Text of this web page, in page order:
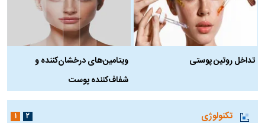
تداخل روتین پوستی
ویتامین‌های درخشان‌کننده و
شفاف‌کننده پوست
تکنولوژی ۱ ۲